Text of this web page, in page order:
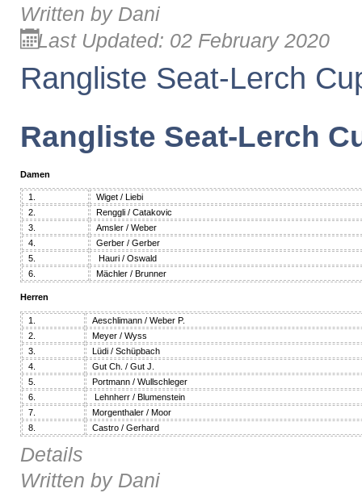
Written by Dani
Last Updated: 02 February 2020
Rangliste Seat-Lerch
Rangliste Seat-Lerch
Damen
1.
Wiget / Liebi
2.
Renggli / Catakovic
3.
Amsler / Weber
4.
Gerber / Gerber
5.
Hauri / Oswald
6.
Mächler / Brunner
Herren
1.
Aeschlimann / Weber P.
2.
Meyer / Wyss
3.
Lüdi / Schüpbach
4.
Gut Ch. / Gut J.
5.
Portmann / Wullschleger
6.
Lehnherr / Blumenstein
7.
Morgenthaler / Moor
8.
Castro / Gerhard
Details
Written by Dani